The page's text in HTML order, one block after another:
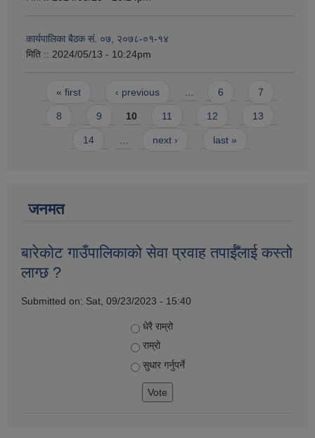
कार्यपालिका बैठक सं. ०७, २०७८-०१-१४
मिति :: 2024/05/13 - 10:24pm
Pages
« first ‹ previous … 6 7
8 9 10 11 12 13
14 … next › last »
जनमत
बारेकोट गाउँपालिकाको सेवा प्रवाह तपाईँलाई कस्तो
लाग्छ ?
Submitted on: Sat, 09/23/2023 - 15:40
Choices
धेरै राम्रो
राम्रो
सुधार गर्नुपर्ने